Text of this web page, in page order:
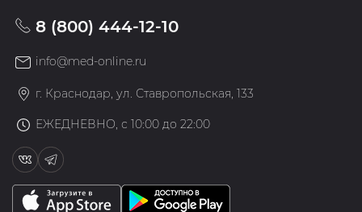
8 (800) 444-12-10
info@med-online.ru
г. Краснодар, ул. Ставропольская, 133
ЕЖЕДНЕВНО, с 10:00 до 22:00